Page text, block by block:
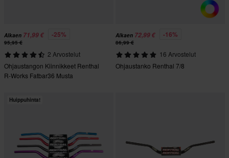
Alkaen 71,99 € -25%
95,95 €
2 Arvostelut
Ohjaustangon Kiinnikkeet Renthal
R-Works Fatbar36 Musta
Alkaen 72,99 € -16%
86,99 €
16 Arvostelut
Ohjaustanko Renthal 7/8
Huippuhinta!